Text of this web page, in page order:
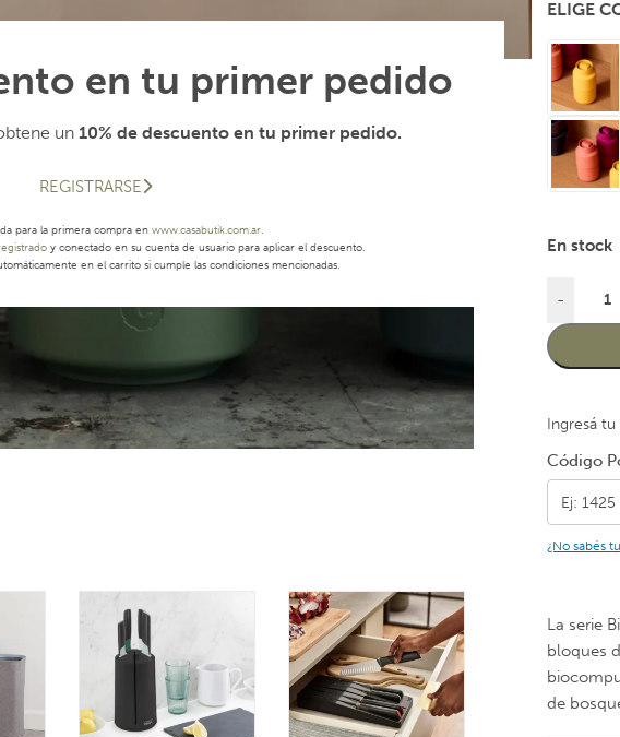
en tu primer pedido
un 10% de descuento en tu primer pedido.
REGISTRARSE
para la primera compra en www.casabutik.com.ar.
y conectado en su cuenta de usuario para aplicar el descuento.
en el carrito si cumple las condiciones mencionadas.
ELIGE
En stock
-
Ingresá
Código
¿No sabés
La serie
bloques
de